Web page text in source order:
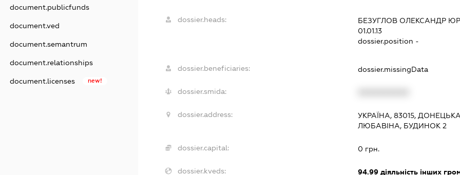
document.publicfunds
document.ved
document.semantrum
document.relationships
document.licenses new!
dossier.heads: БЕЗУГЛОВ ОЛЕКСАНДР
01.01.13
dossier.position -
dossier.beneficiaries: dossier.missingData
dossier.smida:
dossier.address:
УКРАЇНА, 83015,
ЛЮБАВІНА, БУДИНОК 2
dossier.capital: 0 грн.
dossier.kveds: 94.99 діяльність інших